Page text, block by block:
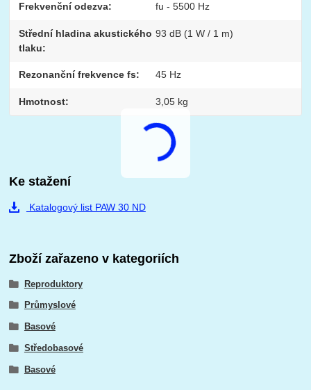
Frekvenční odezva fu - 5500 Hz
Střední hladina akustického
tlaku
93 dB (1 W / 1 m)
Rezonanční frekvence fs 45 Hz
Hmotnost 3,05 kg
Ke stažení
Katalogový list PAW 30 ND
Zboží zařazeno v kategoriích
Reproduktory
Průmyslové
Basové
Středobasové
Basové